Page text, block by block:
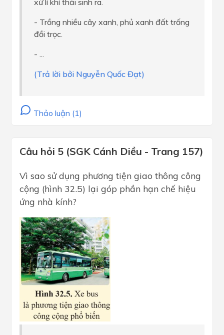
xử lí khí thải sinh ra.
- Trồng nhiều cây xanh, phủ xanh đất trống
đồi trọc.
- ...
(Trả lời bởi Nguyễn Quốc Đạt)
Thảo luận (1)
Câu hỏi 5 (SGK Cánh Diều - Trang 157)
Vì sao sử dụng phương tiện giao thông công
cộng (hình 32.5) lại góp phần hạn chế hiệu
ứng nhà kính?